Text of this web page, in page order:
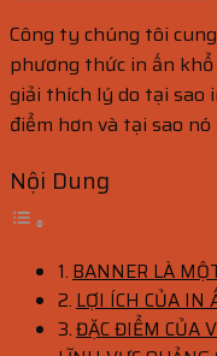
Công ty chúng tôi
phương thức in ấn
giải thích lý do tại sao
điểm hơn và tại sao
Nội Dung
BANNER LÀ
LỢI ÍCH CỦA IN
ĐẶC ĐIỂM CỦA